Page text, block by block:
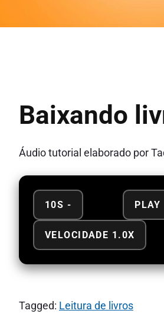
Baixando
Áudio tutorial elaborado por
10S - PLAY
VELOCIDADE 1.0X
Tagged: Leitura de livros